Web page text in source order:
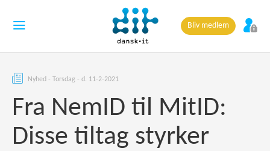
Bliv medlem
Nyhed - Torsdag - d. 11-2-2021
Fra NemID til MitID:
Disse tiltag styrker